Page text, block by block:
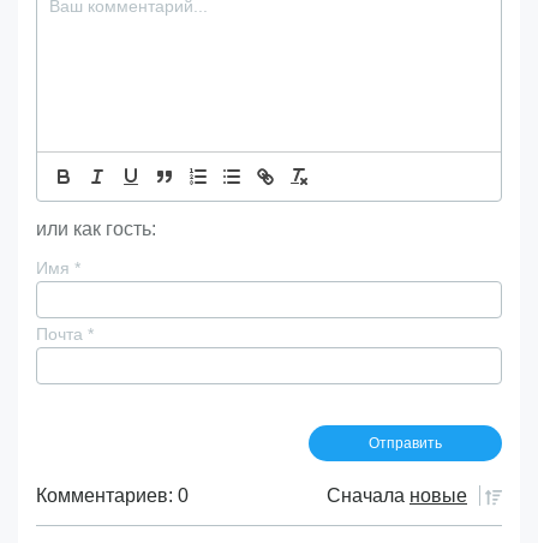
или как гость:
Имя *
Почта *
Комментариев: 0 Сначала новые